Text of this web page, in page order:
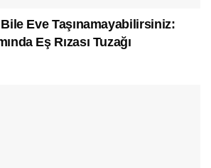
Eve Taşınamayabilirsiniz:
Eş Rızası Tuzağı